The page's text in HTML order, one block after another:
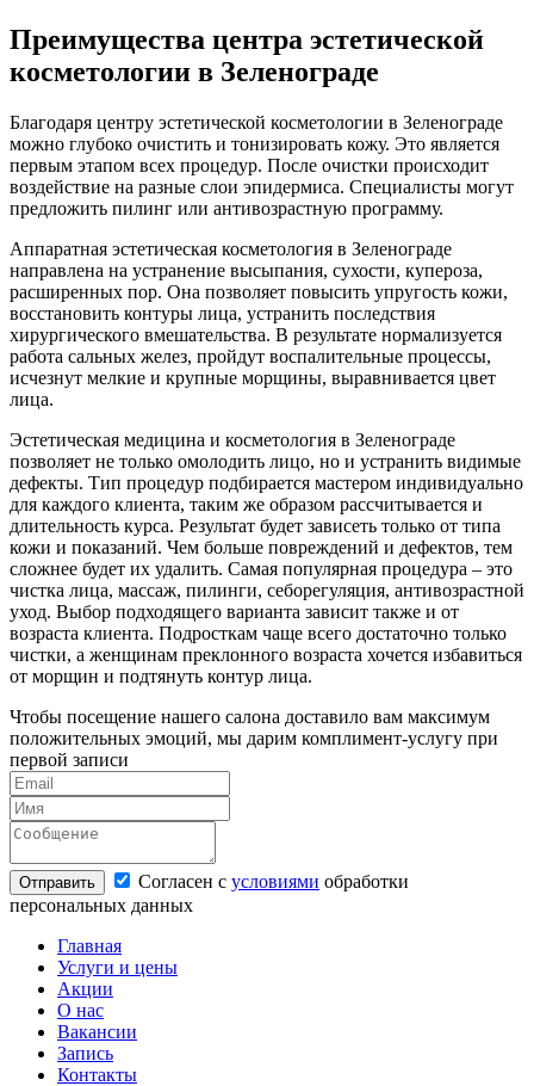
Преимущества центра эстетической
косметологии в Зеленограде
Благодаря центру эстетической косметологии в Зеленограде
можно глубоко очистить и тонизировать кожу. Это является
первым этапом всех процедур. После очистки происходит
воздействие на разные слои эпидермиса. Специалисты могут
предложить пилинг или антивозрастную программу.
Аппаратная эстетическая косметология в Зеленограде
направлена на устранение высыпания, сухости, купероза,
расширенных пор. Она позволяет повысить упругость кожи,
восстановить контуры лица, устранить последствия
хирургического вмешательства. В результате нормализуется
работа сальных желез, пройдут воспалительные процессы,
исчезнут мелкие и крупные морщины, выравнивается цвет
лица.
Эстетическая медицина и косметология в Зеленограде
позволяет не только омолодить лицо, но и устранить видимые
дефекты. Тип процедур подбирается мастером индивидуально
для каждого клиента, таким же образом рассчитывается и
длительность курса. Результат будет зависеть только от типа
кожи и показаний. Чем больше повреждений и дефектов, тем
сложнее будет их удалить. Самая популярная процедура – это
чистка лица, массаж, пилинги, себорегуляция, антивозрастной
уход. Выбор подходящего варианта зависит также и от
возраста клиента. Подросткам чаще всего достаточно только
чистки, а женщинам преклонного возраста хочется избавиться
от морщин и подтянуть контур лица.
Чтобы посещение нашего салона доставило вам максимум
положительных эмоций, мы дарим комплимент-услугу при
первой записи
Согласен с условиями обработки
персональных данных
Главная
Услуги и цены
Акции
О нас
Вакансии
Запись
Контакты